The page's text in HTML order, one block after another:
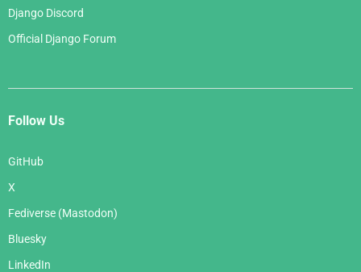
Django Discord
Official Django Forum
Follow Us
GitHub
X
Fediverse (Mastodon)
Bluesky
LinkedIn